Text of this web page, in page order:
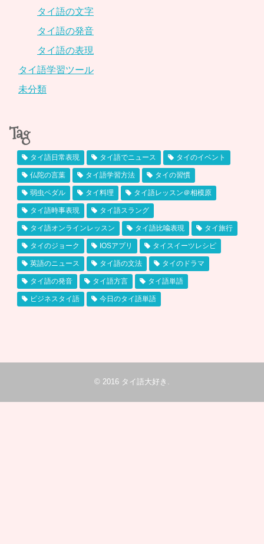
タイ語の文字
タイ語の発音
タイ語の表現
タイ語学習ツール
未分類
Tag
タイ語日常表現 タイ語でニュース タイのイベント
仏陀の言葉 タイ語学習方法 タイの習慣
弱虫ペダル タイ料理 タイ語レッスン＠相模原
タイ語時事表現 タイ語スラング
タイ語オンラインレッスン タイ語比喩表現 タイ旅行
タイのジョーク IOSアプリ タイスイーツレシピ
英語のニュース タイ語の文法 タイのドラマ
タイ語の発音 タイ語方言 タイ語単語
ビジネスタイ語 今日のタイ語単語
© 2016 タイ語大好き .